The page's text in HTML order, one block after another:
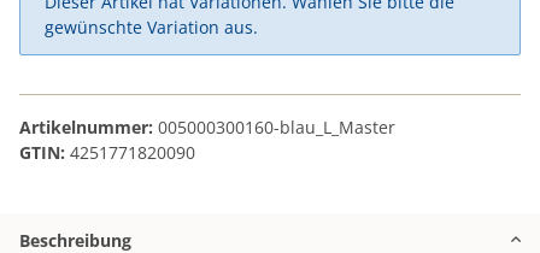
gewünschte Variation aus.
Artikelnummer: 005000300160-blau_L_Master
GTIN: 4251771820090
Beschreibung